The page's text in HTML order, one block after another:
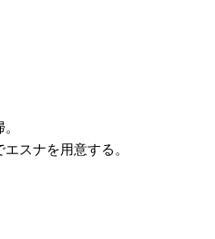
スナを用意する。